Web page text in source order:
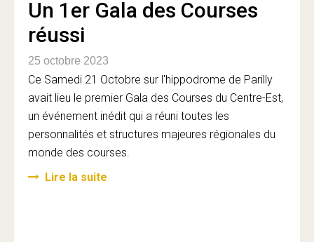
Un 1er Gala des Courses
réussi
25 octobre 2023
Ce Samedi 21 Octobre sur l'hippodrome de Parilly
avait lieu le premier Gala des Courses du Centre-Est,
un événement inédit qui a réuni toutes les
personnalités et structures majeures régionales du
monde des courses.
Lire la suite